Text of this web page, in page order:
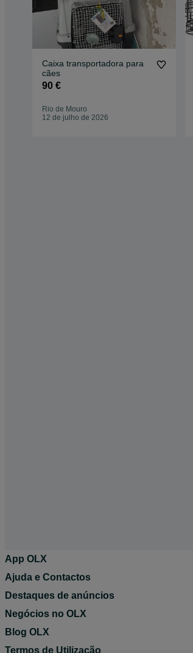
Caixa transportadora para
cães
90 €
Rio de Mouro
12 de julho de 2026
App OLX
Ajuda e Contactos
Destaques de anúncios
Negócios no OLX
Blog OLX
Termos de Utilização